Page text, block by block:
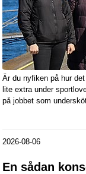
Är du nyfiken på hur
lite extra under
på jobbet som
2026-08-06
En sådan